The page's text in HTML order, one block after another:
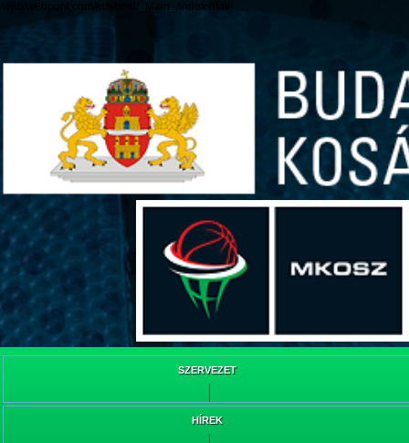
/web/webpont.com/kcs/html/_Main_/index.html
SZERVEZET
HÍREK